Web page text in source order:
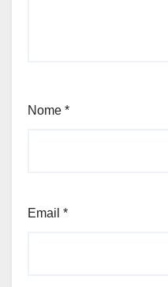
Nome *
Email *